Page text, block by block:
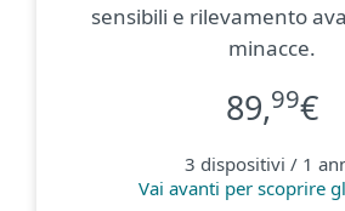
sensibili e rilevamento
minacce.
89,99€
3 dispositivi / 1
Vai avanti per scoprire